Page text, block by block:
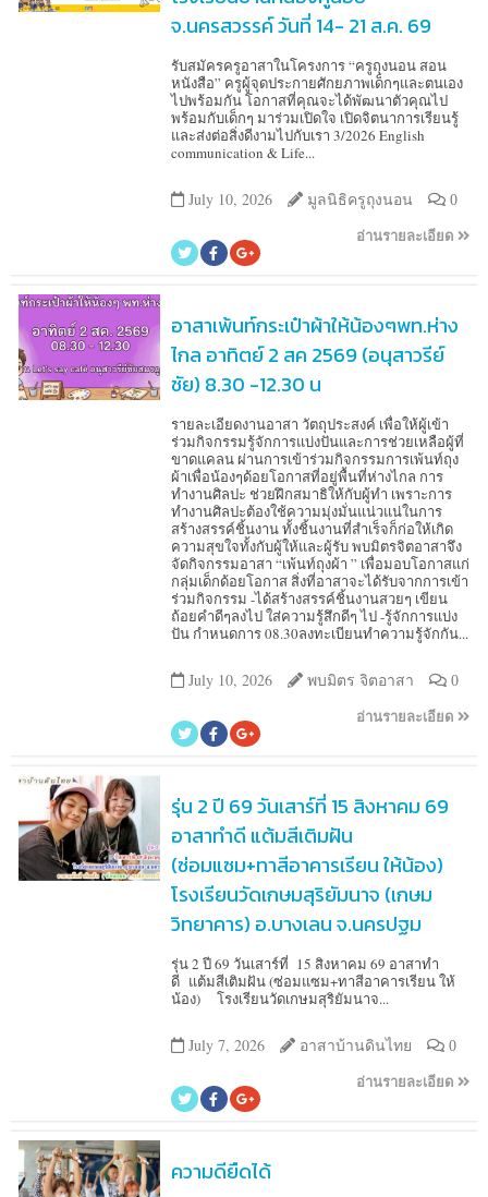
จ.นครสวรรค์ วันที่ 14- 21 ส.ค. 69
รับสมัครครูอาสาในโครงการ “ครูถุงนอน สอน
หนังสือ” ครูผู้จุดประกายศักยภาพเด็กๆและตนเอง
ไปพร้อมกัน โอกาสที่คุณจะได้พัฒนาตัวคุณไป
พร้อมกับเด็กๆ มาร่วมเปิดใจ เปิดจิตนาการเรียนรู้
และส่งต่อสิ่งดีงามไปกับเรา 3/2026 English
communication & Life...
July 10, 2026 มูลนิธิครูถุงนอน 0
อ่านรายละเอียด
อาสาเพ้นท์กระเป๋าผ้าให้น้องๆพท.ห่าง
ไกล อาทิตย์ 2 สค 2569 (อนุสาวรีย์
ชัย) 8.30 -12.30 น
รายละเอียดงานอาสา วัตถุประสงค์ เพื่อให้ผู้เข้า
ร่วมกิจกรรมรู้จักการแบ่งปันและการช่วยเหลือผู้ที่
ขาดแคลน ผ่านการเข้าร่วมกิจกรรมการเพ้นท์ถุง
ผ้าเพื่อน้องๆด้อยโอกาสที่อยู่พื้นที่ห่างไกล การ
ทำงานศิลปะ ช่วยฝึกสมาธิให้กับผู้ทำ เพราะการ
ทำงานศิลปะต้องใช้ความมุ่งมั่นแน่วแน่ในการ
สร้างสรรค์ชิ้นงาน ทั้งชิ้นงานที่สำเร็จก็ก่อให้เกิด
ความสุขใจทั้งกับผู้ให้และผู้รับ พบมิตรจิตอาสาจึง
จัดกิจกรรมอาสา “เพ้นท์ถุงผ้า ” เพื่อมอบโอกาสแก่
กลุ่มเด็กด้อยโอกาส สิ่งที่อาสาจะได้รับจากการเข้า
ร่วมกิจกรรม -ได้สร้างสรรค์ชิ้นงานสวยๆ เขียน
ถ้อยคำดีๆลงไป ใส่ความรู้สึกดีๆ ไป -รู้จักการแบ่ง
ปัน กำหนดการ 08.30ลงทะเบียนทำความรู้จักกัน...
July 10, 2026 พบมิตร จิตอาสา 0
อ่านรายละเอียด
รุ่น 2 ปี 69 วันเสาร์ที่ 15 สิงหาคม 69
อาสาทำดี แต้มสีเติมฝัน
(ซ่อมแซม+ทาสีอาคารเรียน ให้น้อง)
โรงเรียนวัดเกษมสุริยัมนาจ (เกษม
วิทยาคาร) อ.บางเลน จ.นครปฐม
รุ่น 2 ปี 69 วันเสาร์ที่ 15 สิงหาคม 69 อาสาทำ
ดี แต้มสีเติมฝัน (ซ่อมแซม+ทาสีอาคารเรียน ให้
น้อง) โรงเรียนวัดเกษมสุริยัมนาจ...
July 7, 2026 อาสาบ้านดินไทย 0
อ่านรายละเอียด
ความดียืดได้